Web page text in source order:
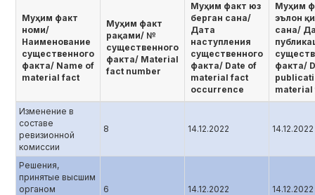
Муҳим факт
номи/
Наименование
существенного
факта/ Name of
material fact
Муҳим факт
рақами/ №
существенного
факта/ Мaterial
fact number
Муҳим факт юз
берган сана/
Дата
наступления
существенного
факта/ Date of
material fact
occurrence
Муҳим
эълон
сана/
факта/
material
Изменение в
составе
ревизионной
комиссии
8 14.12.2022 14.12.2022
Решения,
принятые высшим
органом
6 14.12.2022 14.12.2022